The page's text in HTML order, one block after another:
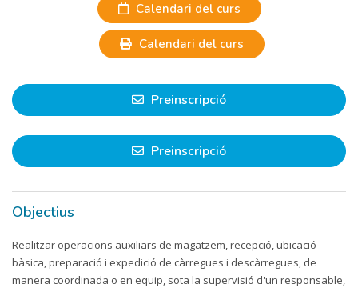
Calendari del curs
Calendari del curs
Preinscripció
Preinscripció
Objectius
Realitzar operacions auxiliars de magatzem, recepció, ubicació
bàsica, preparació i expedició de càrregues i descàrregues, de
manera coordinada o en equip, sota la supervisió d'un responsable,